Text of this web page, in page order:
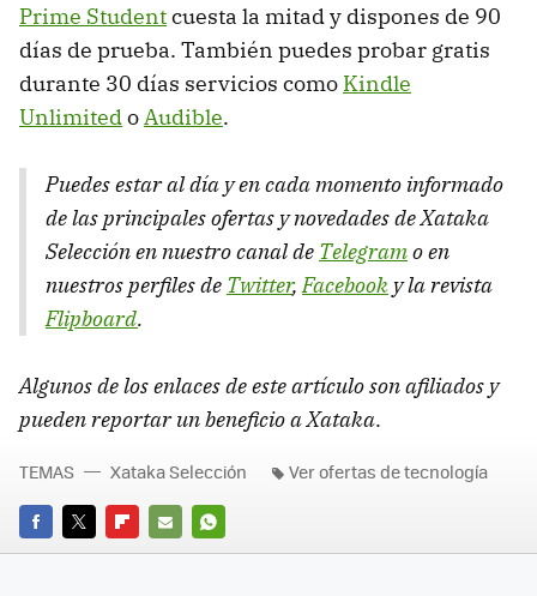
Prime Studentcuesta la mitad y dispones de 90
días de prueba. También puedes probar gratis
durante 30 días servicios como Kindle
UnlimitedoAudible.
Puedes estar al día y en cada momento informado
de las principales ofertas y novedades de Xataka
Selección en nuestro canal de Telegramo en
nuestros perfiles de Twitter,Facebook y la revista
Flipboard.
Algunos de los enlaces de este artículo son afiliados y
pueden reportar un beneficio a Xataka.
FACEBOOK
TWITTERFLIPBOARD
E-
WHATSAPP
TEMAS Xataka Selección Ver ofertas de tecnología